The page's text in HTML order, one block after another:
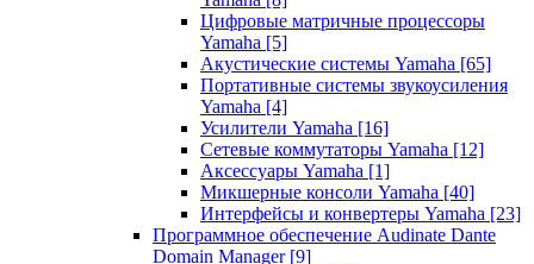
Цифровые матричные процессоры
Yamaha [5]
Акустические системы Yamaha [65]
Портативные системы звукоусиления
Yamaha [4]
Усилители Yamaha [16]
Сетевые коммутаторы Yamaha [12]
Аксессуары Yamaha [1]
Микшерные консоли Yamaha [40]
Интерфейсы и конвертеры Yamaha [23]
Программное обеспечение Audinate Dante
Domain Manager [9]